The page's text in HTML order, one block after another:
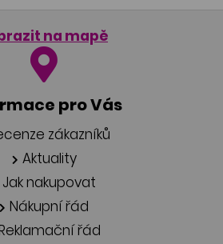
na mapě
pro Vás
zákazníků
Aktuality
Jak nakupovat
Nákupní řád
řád